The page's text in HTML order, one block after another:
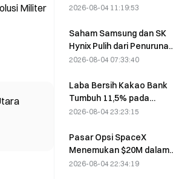
Militer
Pusat Data dari Tiongkok;
Terdampak pada 27%
Pangsa Pasarnya
2026-08-04 11:19:53
Saham Samsung dan SK
Hynix Pulih dari Penurunan
5% Berkat Pembelian oleh
2026-08-04 07:33:40
Laba Bersih Kakao Bank
Tumbuh 11,5% pada
Kuartal II, Laba Semester
2026-08-04 23:23:15
Pasar Opsi SpaceX
Menemukan $20M dalam
Posisi Call dengan Strike
2026-08-04 22:34:19